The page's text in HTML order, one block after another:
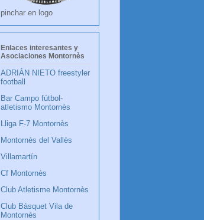
pinchar en logo
Enlaces interesantes y
Asociaciones Montornès
ADRIÁN NIETO freestyler
football
Bar Campo fútbol-
atletismo Montornès
Lliga F-7 Montornès
Montornès del Vallès
Villamartín
Cf Montornès
Club Atletisme Montornès
Club Bàsquet Vila de
Montornès